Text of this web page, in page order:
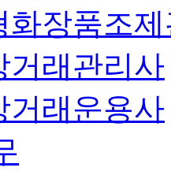
화장품조
거래관리사
거래운용사